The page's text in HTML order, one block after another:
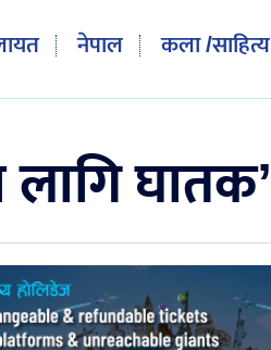
नेपाल कला /साहित्य
घातक’